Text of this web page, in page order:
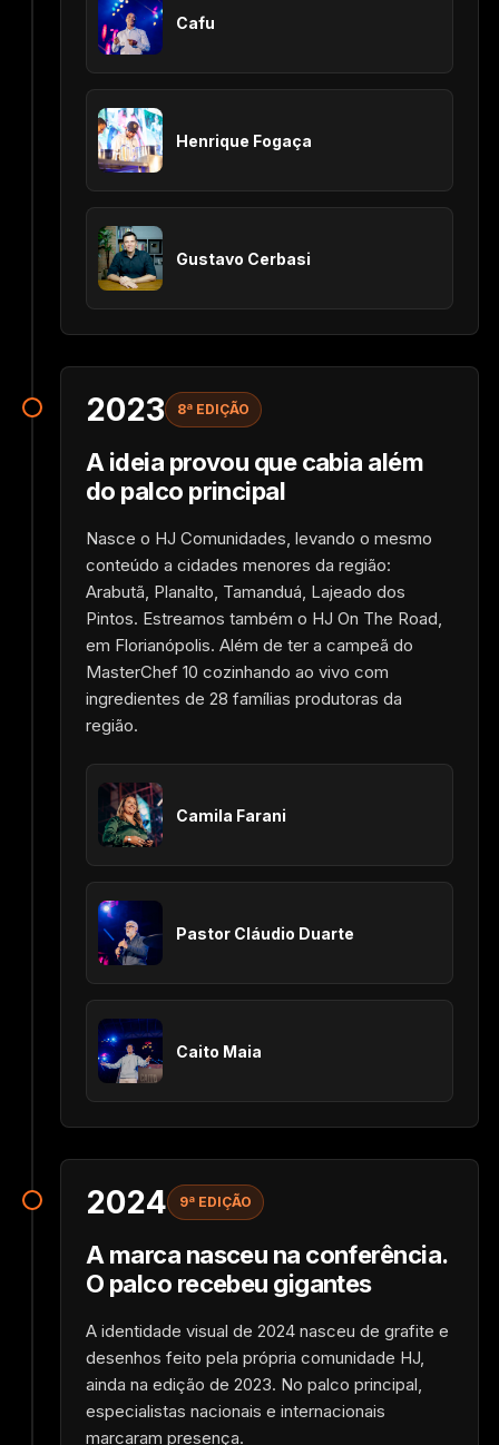
Cafu
Henrique Fogaça
Gustavo Cerbasi
2023 8ª EDIÇÃO
A ideia provou que cabia além
do palco principal
Nasce o HJ Comunidades, levando o mesmo
conteúdo a cidades menores da região:
Arabutã, Planalto, Tamanduá, Lajeado dos
Pintos. Estreamos também o HJ On The Road,
em Florianópolis. Além de ter a campeã do
MasterChef 10 cozinhando ao vivo com
ingredientes de 28 famílias produtoras da
região.
Camila Farani
Pastor Cláudio Duarte
Caito Maia
2024 9ª EDIÇÃO
A marca nasceu na conferência.
O palco recebeu gigantes
A identidade visual de 2024 nasceu de grafite e
desenhos feito pela própria comunidade HJ,
ainda na edição de 2023. No palco principal,
especialistas nacionais e internacionais
marcaram presença.